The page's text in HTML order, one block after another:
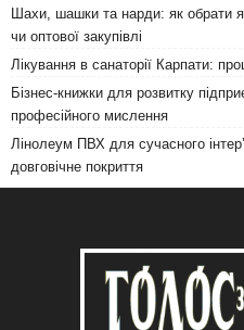
Шахи, шашки та нарди: як обрати
чи оптової закупівлі
Лікування в санаторії Карпати:
Бізнес-книжки для розвитку
професійного мислення
Лінолеум ПВХ для сучасного
довговічне покриття